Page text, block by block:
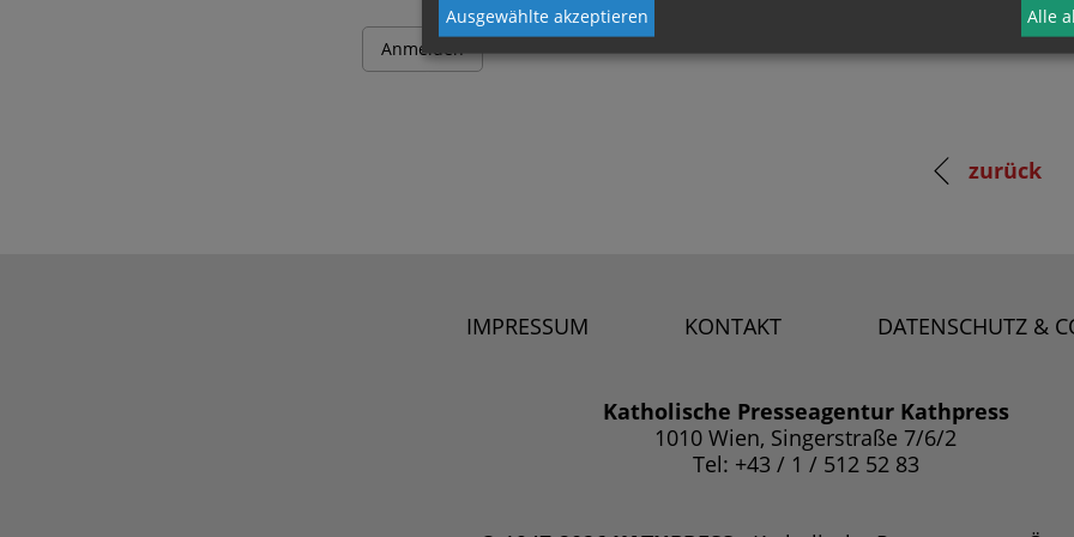
zurück
IMPRESSUM KONTAKT DATENSCHUTZ &
Katholische Presseagentur Kathpress
1010 Wien, Singerstraße 7/6/2
Tel: +43 / 1 / 512 52 83
Ausgewählte akzeptieren Alle